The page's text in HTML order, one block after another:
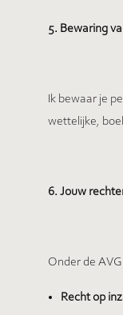
5. Bewaring
Ik bewaar je
wettelijke,
6. Jouw
Onder de
Recht op